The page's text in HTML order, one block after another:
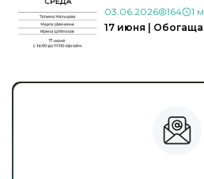
03.06.2026 164
1
17 июня |